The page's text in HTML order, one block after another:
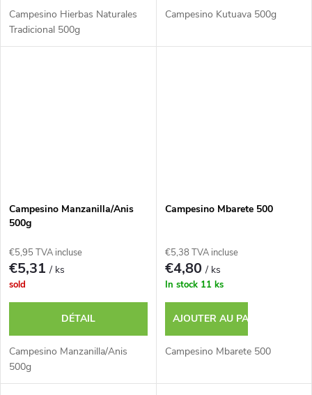
Campesino Hierbas Naturales
Tradicional 500g
Campesino Kutuava 500g
Campesino Manzanilla/Anis
500g
€5,95 TVA incluse
€5,31/ ks
sold
DÉTAIL
Campesino Manzanilla/Anis
500g
Campesino Mbarete 500
€5,38 TVA incluse
€4,80/ ks
In stock 11 ks
AJOUTER AU PANIER
Campesino Mbarete 500